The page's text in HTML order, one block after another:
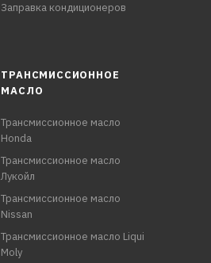
Заправка кондиционеров
ТРАНСМИССИОННОЕ
МАСЛО
Трансмиссионное масло
Honda
Трансмиссионное масло
Лукойл
Трансмиссионное масло
Nissan
Трансмиссионное масло Liqui
Moly